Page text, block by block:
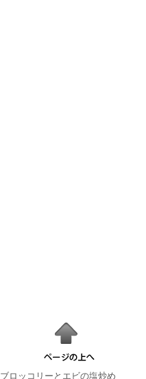
ブロッコリーとエビの塩炒め